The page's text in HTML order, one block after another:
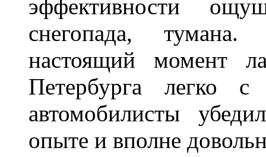
эффективности
снегопада,
настоящий момент
Петербурга легко
автомобилисты
опыте и вполне